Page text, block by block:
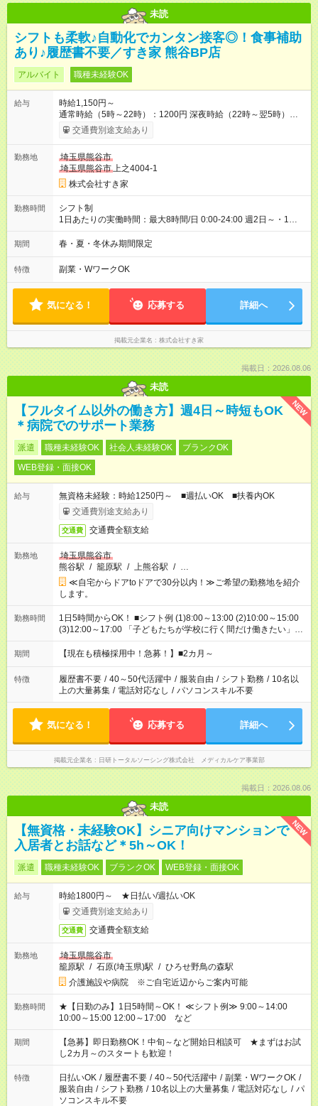
未読
シフトも柔軟♪自動化でカンタン接客◎！食事補助
あり♪履歴書不要／すき家 熊谷BP店
アルバイト 職種未経験OK
給与
時給1,150円～
通常時給（5時～22時）：1200円 深夜時給（22時～翌5時）：
1500円 高校生時給：1150円 【特別手当】早朝手当（5：00-9：
00）時給+150円 【試用期間】試用期間あり 試用期間の長さ：1
30日（※条件変更なし）ですが、切り上げで一ヶ月とさせてい
ただきます。 研修制度あり：15時間(研修中も同時給）
交通費別途支給あり
勤務地
埼玉県熊谷市
埼玉県熊谷市上之4004-1
株式会社すき家
勤務時間
シフト制
1日あたりの実働時間：最大8時間/日 0:00-24:00 週2日～・1日
2h～OK ＜シフト例＞ 〇朝帯 5:00-9:00 〇昼帯 9:00-14:00 〇午
後帯 14:00-18:00 〇夜帯 18:00-22:00 〇深夜帯 22:00-翌5:00 基
ます♪
期間 春・夏・冬休み期間限定
特徴 副業・WワークOK
気になる！ 応募する 詳細へ
掲載元企業名 株式会社すき家
掲載日：2026.08.06
未読
NEW
【フルタイム以外の働き方】週4日～時短もOK
＊病院でのサポート業務
派遣 職種未経験OK 社会人未経験OK
ブランクOK
WEB登録・面接OK
給与
無資格未経験：時給1250円～ ■週払いOK ■扶養内OK
交通費別途支給あり
交通費 交通費全額支給
勤務地
埼玉県熊谷市
熊谷駅 / 籠原駅 / 上熊谷駅 / …
≪自宅からドアtoドアで30分以内！≫ご希望の勤務地を紹介
します。
勤務時間
1日5時間からOK！ ■シフト例 (1)8:00～13:00 (2)10:00～15:00
(3)12:00～17:00 「子どもたちが学校に行く間だけ働きたい」
「余裕を持って夕飯の準備がしたい」 「午前中は働いて、午後
はプライベートの時間にしたい」 など、ご希望を教えてくださ
間と、もう1つのお仕事の勤務時間。 合計で週40時間を超える
場合は応募できません。
期間 【現在も積極採用中！急募！】■2カ月～
特徴 履歴書不要 / 40～50代活躍中 / 服装自由 / シフト勤務 / 10名以
上の大量募集 / 電話対応なし / パソコンスキル不要
気になる！ 応募する 詳細へ
掲載元企業名 日研トータルソーシング株式会社 メディカルケア事業部
掲載日：2026.08.06
未読
NEW
【無資格・未経験OK】シニア向けマンションで
入居者とお話など＊5h～OK！
派遣 職種未経験OK ブランクOK WEB登録・面接OK
給与
時給1800円～ ★日払い/週払いOK
交通費別途支給あり
交通費 交通費全額支給
勤務地
埼玉県熊谷市
籠原駅 / 石原(埼玉県)駅 / ひろせ野鳥の森駅
介護施設や病院 ※ご自宅近辺からご案内可能
勤務時間
★【日勤のみ】1日5時間～OK！ ≪シフト例≫ 9:00～14:00
10:00～15:00 12:00～17:00 など
期間
【急募】即日勤務OK！中旬～など開始日相談可 ★まずはお試
し2カ月～のスタートも歓迎！
特徴 日払いOK / 履歴書不要 / 40～50代活躍中 / 副業・WワークOK /
服装自由 / シフト勤務 / 10名以上の大量募集 / 電話対応なし / パ
ソコンスキル不要